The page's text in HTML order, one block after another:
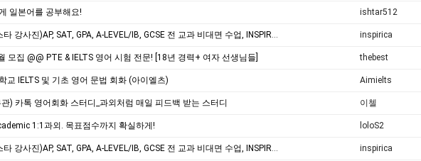
일본어를 공부해요! ishtar512
강사진)AP, SAT, GPA, A-LEVEL/IB, GCSE 전 교과 비대면 수업, INSPIRICA ACADEMY inspirica
모집 @@ PTE & IELTS 영어 시험 전문! [18년 경력+ 여자 선생님들] thebest
교 IELTS 및 기초 영어 문법 회화 (아이엘츠) Aimielts
) 카톡 영어회화 스터디_과외처럼 매일 피드백 받는 스터디 이첼
1:1과외. 목표점수까지 확실하게! loloS2
강사진)AP, SAT, GPA, A-LEVEL/IB, GCSE 전 교과 비대면 수업, INSPIRICA ACADEMY inspirica